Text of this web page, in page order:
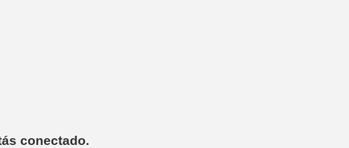
conectado.